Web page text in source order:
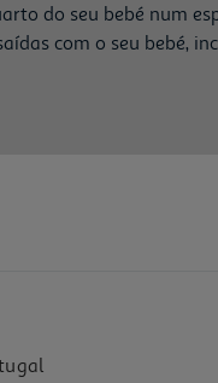
do seu bebé num
com o seu bebé,